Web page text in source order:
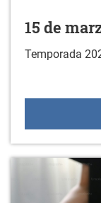
15 de
Temporada